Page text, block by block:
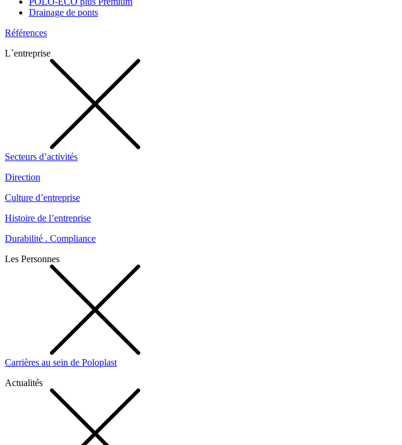
Drainage de ponts
Références
L`entreprise
Secteurs d’activités
Direction
Culture d’entreprise
Histoire de l’entreprise
Durabilité . Compliance
Les Personnes
Carrières au sein de Poloplast
Actualités